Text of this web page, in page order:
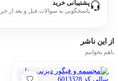
پشتیبانی خرید
پاسخگویی به سوالات قبل و بعد از
از این ناشر
باهم بخوانیم